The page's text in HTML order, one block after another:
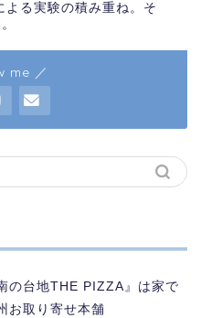
る実験の積み重ね。そ
me ／
の台地THE PIZZA』は家で
お取り寄せ本舗